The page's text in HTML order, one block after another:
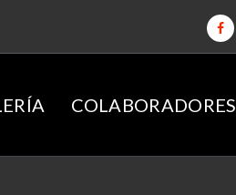
COLABORADORES